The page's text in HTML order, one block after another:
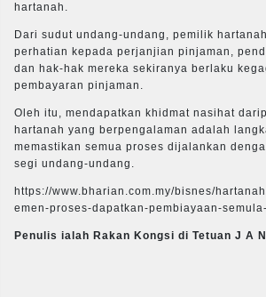
hartanah.
Dari sudut undang-undang, pemilik
perhatian kepada perjanjian pinjaman,
dan hak-hak mereka sekiranya berlaku
pembayaran pinjaman.
Oleh itu, mendapatkan khidmat nasihat
hartanah yang berpengalaman adalah
memastikan semua proses dijalankan
segi undang-undang.
https://www.bharian.com.my/bisnes/
emen-proses-dapatkan-pembiayaan-
Penulis ialah Rakan Kongsi di Tetuan J A